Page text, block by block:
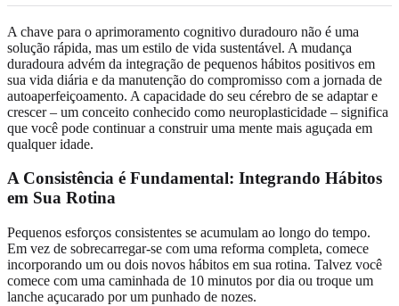
A chave para o aprimoramento cognitivo duradouro não é uma
solução rápida, mas um estilo de vida sustentável. A mudança
duradoura advém da integração de pequenos hábitos positivos em
sua vida diária e da manutenção do compromisso com a jornada de
autoaperfeiçoamento. A capacidade do seu cérebro de se adaptar e
crescer – um conceito conhecido como neuroplasticidade – significa
que você pode continuar a construir uma mente mais aguçada em
qualquer idade.
A Consistência é Fundamental: Integrando Hábitos
em Sua Rotina
Pequenos esforços consistentes se acumulam ao longo do tempo.
Em vez de sobrecarregar-se com uma reforma completa, comece
incorporando um ou dois novos hábitos em sua rotina. Talvez você
comece com uma caminhada de 10 minutos por dia ou troque um
lanche açucarado por um punhado de nozes.